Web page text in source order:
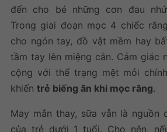
đến cho bé những cơn đau
Trong giai đoạn mọc 4 chiếc
cho ngón tay, đồ vật mềm hay
tầm tay lên miệng cắn. Cảm giác
cộng với thể trạng mệt mỏi
khiến trẻ biếng ăn khi mọc răng.
May mắn thay, sữa vẫn là nguồn
của trẻ dưới 1 tuổi. Cho nên,